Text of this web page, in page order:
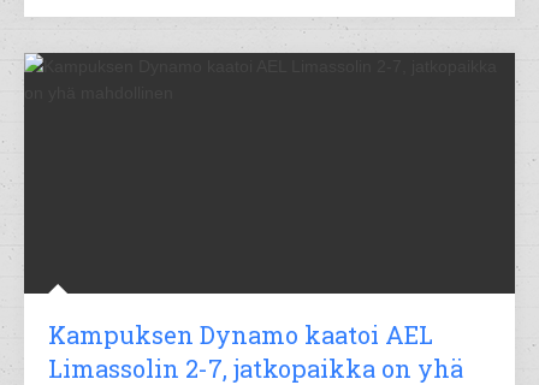
Kampuksen Dynamo kaatoi AEL
Limassolin 2-7, jatkopaikka on yhä